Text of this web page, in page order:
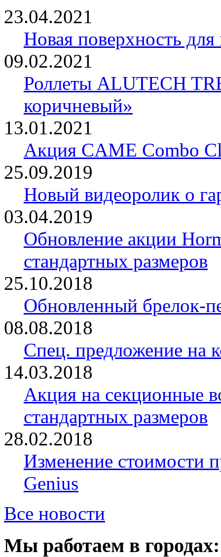
23.04.2021
Новая поверхность
09.02.2021
Роллеты ALUTECH
коричневый»
13.01.2021
Акция CAME Combo
25.09.2019
Новый видеоролик о
03.04.2019
Обновление акции
стандартных размеров
25.10.2018
Обновленный брелок-
08.08.2018
Спец. предложение на
14.03.2018
Акция на секционные
стандартных размеров
28.02.2018
Изменение стоимости
Genius
Все новости
Мы работаем в городах: